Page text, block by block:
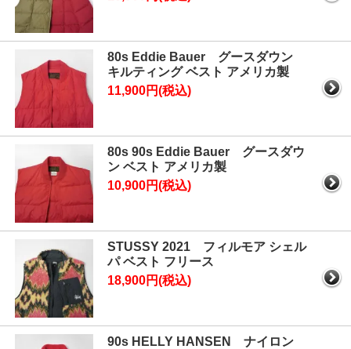
80s Eddie Bauer グースダウン
キルティング ベスト アメリカ製
11,900円(税込)
80s 90s Eddie Bauer グースダウ
ン ベスト アメリカ製
10,900円(税込)
STUSSY 2021 フィルモア シェル
パ ベスト フリース
18,900円(税込)
90s HELLY HANSEN ナイロン